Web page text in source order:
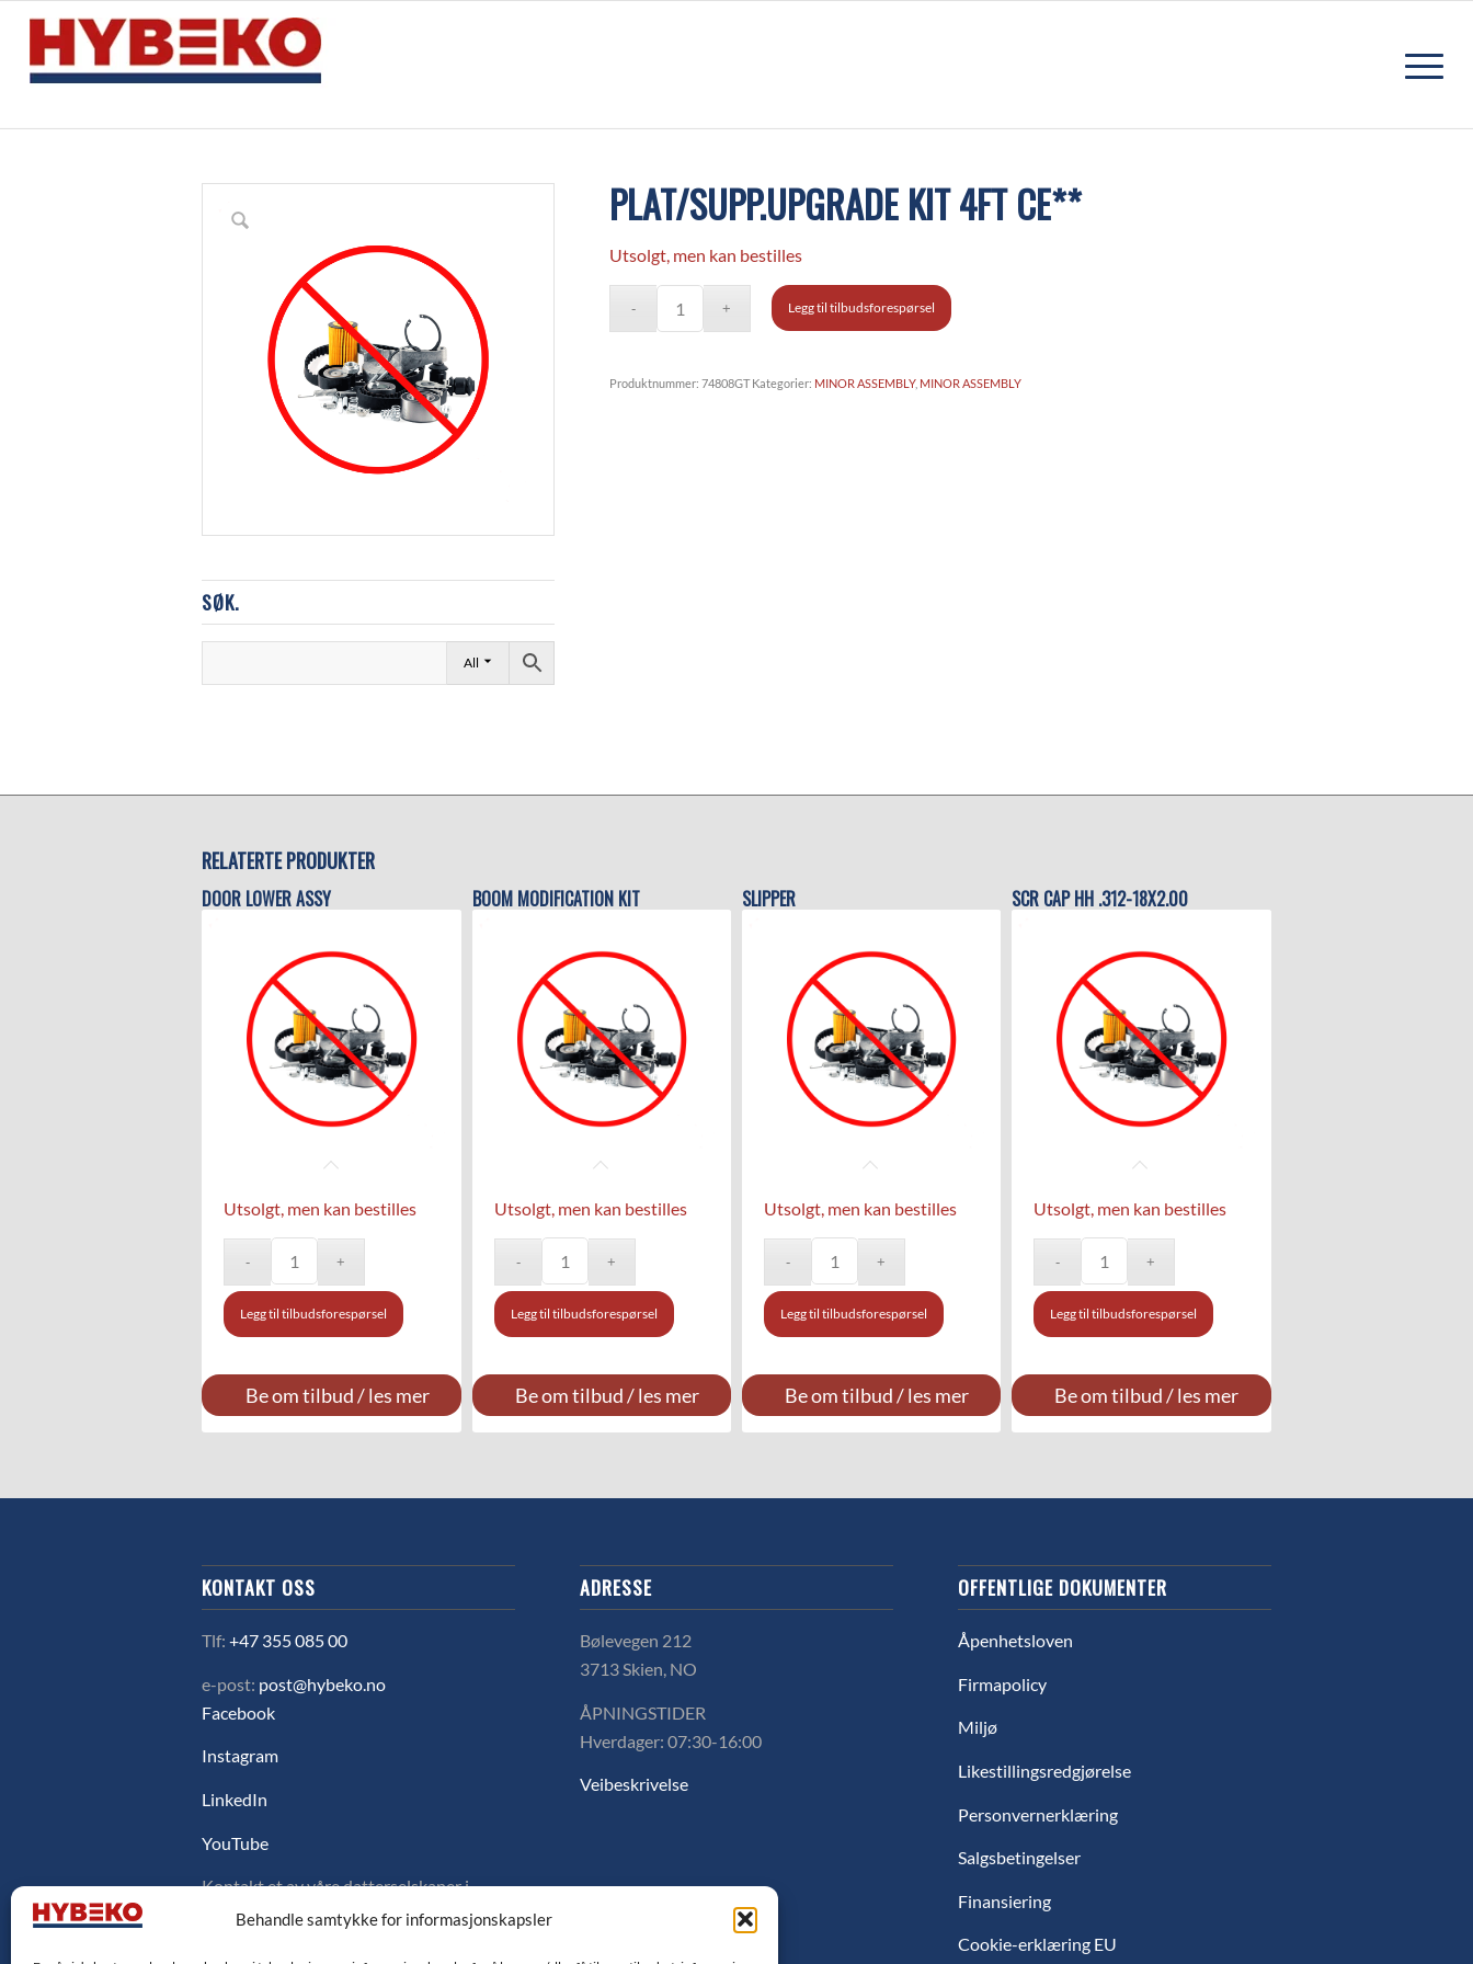
Behandle samtykke for informasjonskapsler
SØK.
All
PLAT/SUPP.UPGRADE KIT 4FT CE**
Utsolgt, men kan bestilles
Legg til tilbudsforespørsel
Produktnummer:74808GT Kategorier: MINOR ASSEMBLY, MINOR ASSEMBLY
RELATERTE PRODUKTER
DOOR LOWER ASSY
Utsolgt, men kan bestilles
Legg til tilbudsforespørsel
Be om tilbud / les mer
BOOM MODIFICATION KIT
Utsolgt, men kan bestilles
Legg til tilbudsforespørsel
Be om tilbud / les mer
SLIPPER
Utsolgt, men kan bestilles
Legg til tilbudsforespørsel
Be om tilbud / les mer
SCR CAP HH .312-18X2.00
Utsolgt, men kan bestilles
Legg til tilbudsforespørsel
Be om tilbud / les mer
KONTAKT OSS
Tlf:+47 355 085 00
e-post: post@hybeko.no
Facebook
Instagram
LinkedIn
YouTube
Kontakt et av våre datterselskaper i
Sverige, Danmark eller Finland ved å
ADRESSE
Bølevegen 212
3713 Skien, NO
ÅPNINGSTIDER
Hverdager: 07:30-16:00
Veibeskrivelse
OFFENTLIGE DOKUMENTER
Åpenhetsloven
Firmapolicy
Miljø
Likestillingsredgjørelse
Personvernerklæring
Salgsbetingelser
Finansiering
Cookie-erklæring EU